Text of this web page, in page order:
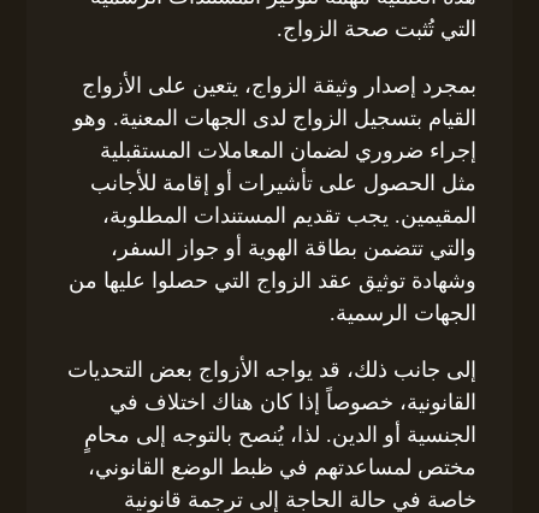
التي تُثبت صحة الزواج.
بمجرد إصدار وثيقة الزواج، يتعين على الأزواج
القيام بتسجيل الزواج لدى الجهات المعنية. وهو
إجراء ضروري لضمان المعاملات المستقبلية
مثل الحصول على تأشيرات أو إقامة للأجانب
المقيمين. يجب تقديم المستندات المطلوبة،
والتي تتضمن بطاقة الهوية أو جواز السفر،
وشهادة توثيق عقد الزواج التي حصلوا عليها من
الجهات الرسمية.
إلى جانب ذلك، قد يواجه الأزواج بعض التحديات
القانونية، خصوصاً إذا كان هناك اختلاف في
الجنسية أو الدين. لذا، يُنصح بالتوجه إلى محامٍ
مختص لمساعدتهم في ظبط الوضع القانوني،
خاصة في حالة الحاجة إلى ترجمة قانونية